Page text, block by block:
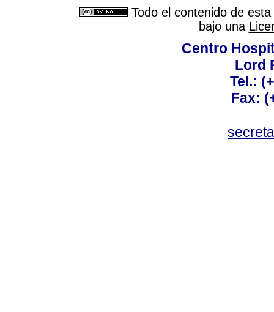
Todo el contenido de
bajo una
Centro
Lord
Tel.:
Fax: